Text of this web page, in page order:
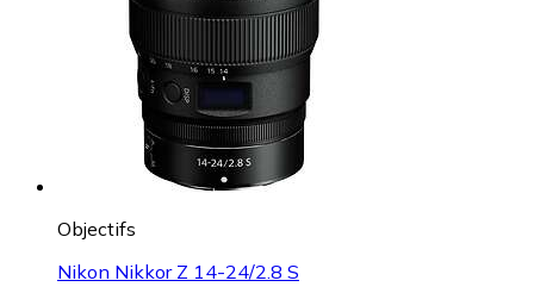
Objectifs
Nikon Nikkor Z 14-24/2.8 S